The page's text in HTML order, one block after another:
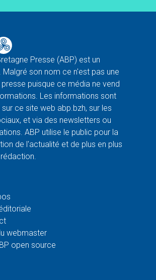
Presse (ABP) est un
son nom ce n'est pas une
puisque ce média ne vend
Les informations sont
ce site web abp.bzh, sur les
et via des newsletters ou
ABP utilise le public pour la
de l'actualité et de plus en plus
webmaster
open source